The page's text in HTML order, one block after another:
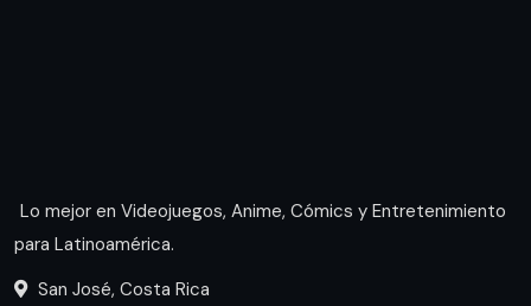
Lo mejor en Videojuegos, Anime, Cómics y Entretenimiento
para Latinoamérica.
San José, Costa Rica